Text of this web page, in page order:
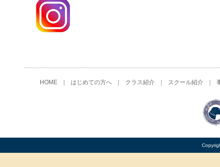
HOME| はじめての方へ| クラス紹介| スクール紹介|